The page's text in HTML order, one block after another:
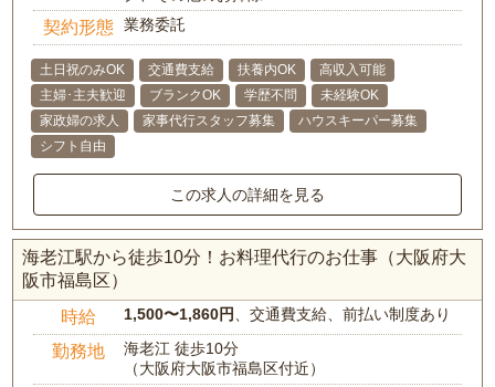
契約形態 業務委託
土日祝のみOK 交通費支給 扶養内OK
高収入可能
主婦･主夫歓迎
ブランクOK 学歴不問
未経験OK
家政婦の求人
家事代行スタッフ募集
ハウスキーパー募集
シフト自由
この求人の詳細を見る
海老江駅から徒歩10分！お料理代行のお仕事（大阪府大
阪市福島区）
時給 1,500〜1,860円 、交通費支給、前払い制度あり
勤務地
海老江 徒歩10分
（大阪府大阪市福島区付近）